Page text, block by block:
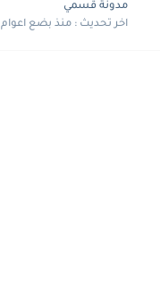
مدونة قسمي
اخر تحديث :منذ بضع اعوام